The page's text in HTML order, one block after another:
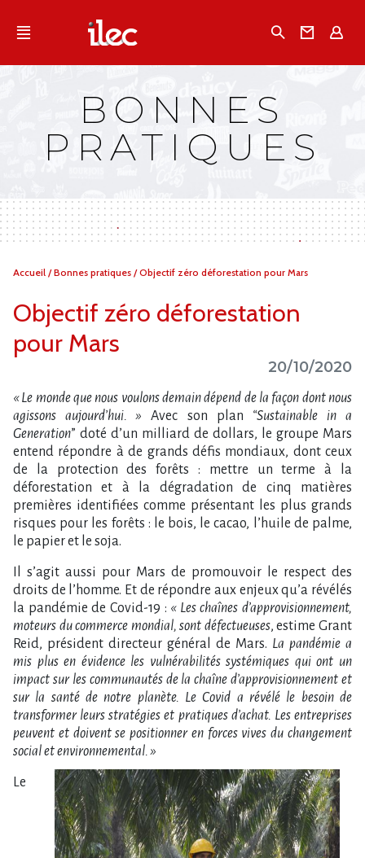
Qu'est-ce que l’Ilec
Campagnes multimarques
Dans la presse
BONNES
PRATIQUES
Vous
Accueil /Bonnes pratiques /Objectif zéro déforestation pour Mars
Objectif zéro déforestation
pour Mars
20/10/2020
« Le monde que nous voulons demain dépend de la façon dont nous
agissons aujourd’hui. » Avec son plan “Sustainable in a
Generation” doté d’un milliard de dollars, le groupe Mars
entend répondre à de grands défis mondiaux, dont ceux
de la protection des forêts : mettre un terme à la
déforestation et à la dégradation de cinq matières
premières identifiées comme présentant les plus grands
risques pour les forêts : le bois, le cacao, l’huile de palme,
le papier et le soja.
Il s’agit aussi pour Mars de promouvoir le respect des
droits de l’homme. Et de répondre aux enjeux qu’a révélés
la pandémie de Covid-19 : « Les chaînes d’approvisionnement,
moteurs du commerce mondial, sont défectueuses, estime Grant
Reid, président directeur général de Mars. La pandémie a
mis plus en évidence les vulnérabilités systémiques qui ont un
impact sur les communautés de la chaîne d’approvisionnement et
sur la santé de notre planète. Le Covid a révélé le besoin de
transformer leurs stratégies et pratiques d’achat. Les entreprises
peuvent et doivent se positionner en forces vives du changement
social et environnemental. »
Le